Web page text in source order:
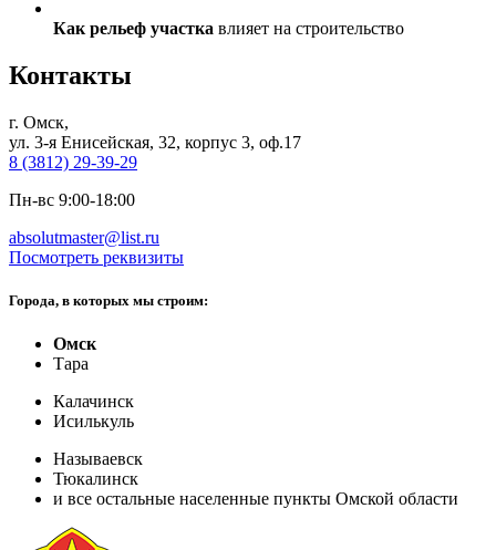
Как рельеф участка влияет на строительство
Контакты
г. Омск,
ул. 3-я Енисейская, 32, корпус 3, оф.17
8 (3812) 29-39-29
Пн-вс 9:00-18:00
absolutmaster@list.ru
Посмотреть реквизиты
Города, в которых мы строим:
Омск
Тара
Калачинск
Исилькуль
Называевск
Тюкалинск
и все остальные населенные пункты Омской области